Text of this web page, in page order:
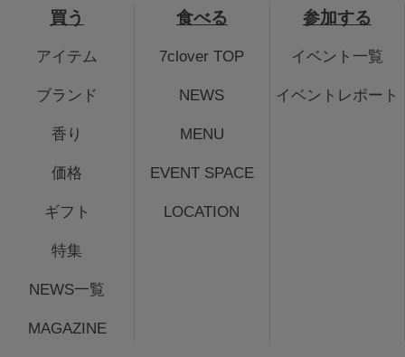
買う
アイテム
ブランド
香り
価格
ギフト
特集
NEWS一覧
MAGAZINE
食べる
7clover TOP
NEWS
MENU
EVENT SPACE
LOCATION
参加する
イベント一覧
イベントレポート